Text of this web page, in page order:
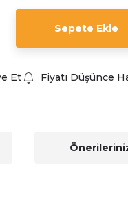
Sepete Ekle
Et Fiyatı Düşünce